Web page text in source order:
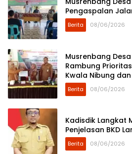
Berita 08/06/2026
Musrenbang
Rambung
Kwala Nibung
Berita 08/06/2026
Kadisdik Langkat
Penjelasan BKD
Berita 08/06/2026